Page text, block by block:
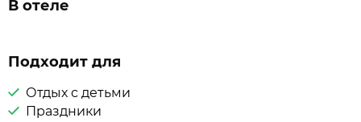
В отеле
Подходит для
Отдых с детьми
Праздники